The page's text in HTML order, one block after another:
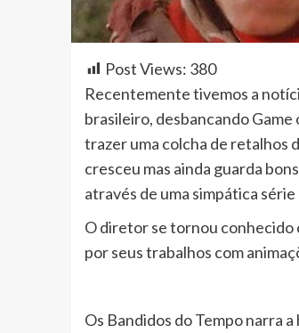
Post Views: 380
Recentemente tivemos a
brasileiro, desbancando
trazer uma colcha de retalhos
cresceu mas ainda guarda
através de uma simpática
O diretor se tornou conhecido
por seus trabalhos com
Os Bandidos do Tempo narra